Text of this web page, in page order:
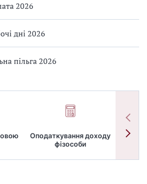
2026
дні 2026
пільга 2026
Оподаткування доходу
фізособи